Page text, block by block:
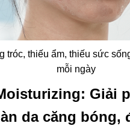
tróc, thiếu ẩm, thiếu sức
mỗi ngày
Giải
da căng bóng,